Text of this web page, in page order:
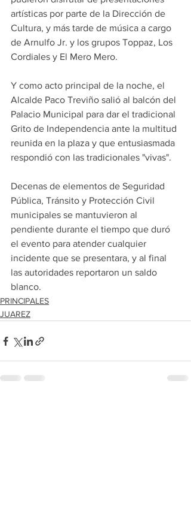
artísticas por parte de la Dirección de
Cultura, y más tarde de música a cargo
de Arnulfo Jr. y los grupos Toppaz, Los
Cordiales y El Mero Mero.
Y como acto principal de la noche, el
Alcalde Paco Treviño salió al balcón del
Palacio Municipal para dar el tradicional
Grito de Independencia ante la multitud
reunida en la plaza y que entusiasmada
respondió con las tradicionales "vivas".
Decenas de elementos de Seguridad
Pública, Tránsito y Protección Civil
municipales se mantuvieron al
pendiente durante el tiempo que duró
el evento para atender cualquier
incidente que se presentara, y al final
las autoridades reportaron un saldo
blanco.
PRINCIPALES
JUAREZ